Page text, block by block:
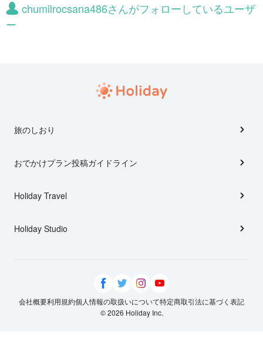
chumilrocsana486さんがフォローしているユーザ
ー
旅のしおり
おでかけプラン投稿ガイドライン
Holiday Travel
Holiday Studio
会社概要利用規約個人情報の取扱いについて特定商取引法に基づく表記
© 2026 Holiday Inc.